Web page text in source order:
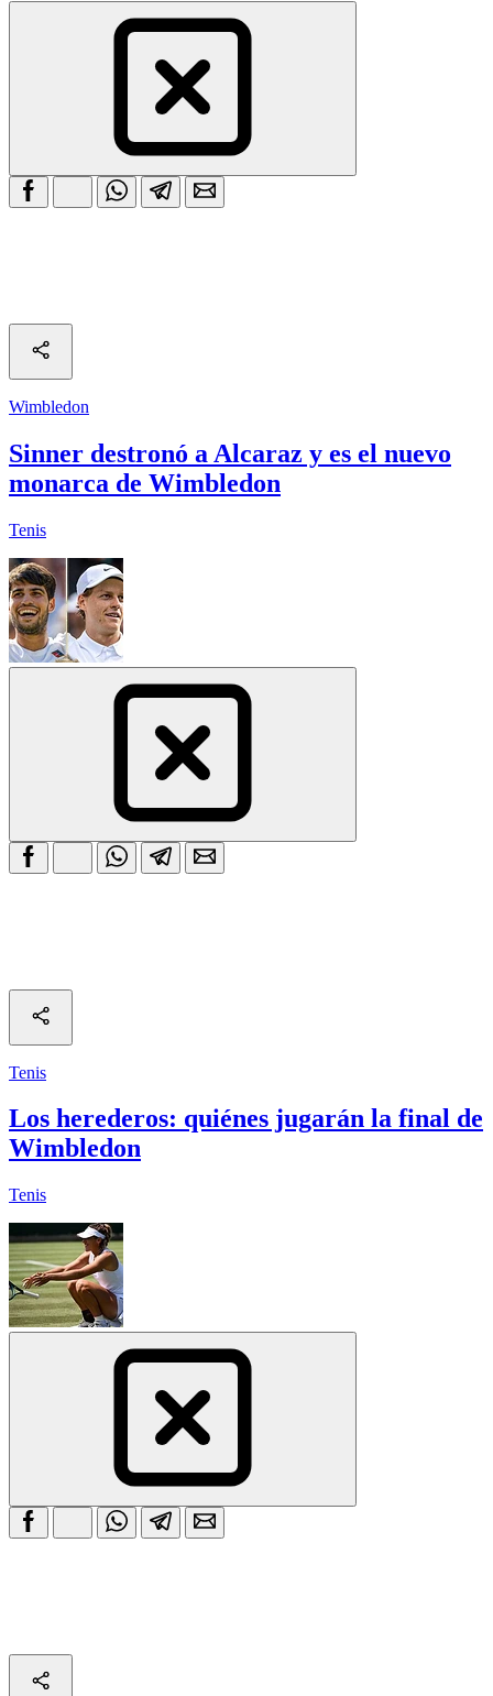
Wimbledon
Sinner destronó a Alcaraz y es el nuevo
monarca de Wimbledon
Tenis
Tenis
Los herederos: quiénes jugarán la final de
Wimbledon
Tenis